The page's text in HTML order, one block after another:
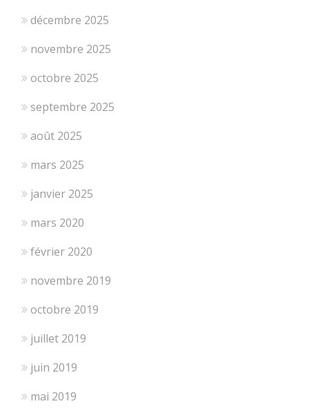
décembre 2025
novembre 2025
octobre 2025
septembre 2025
août 2025
mars 2025
janvier 2025
mars 2020
février 2020
novembre 2019
octobre 2019
juillet 2019
juin 2019
mai 2019